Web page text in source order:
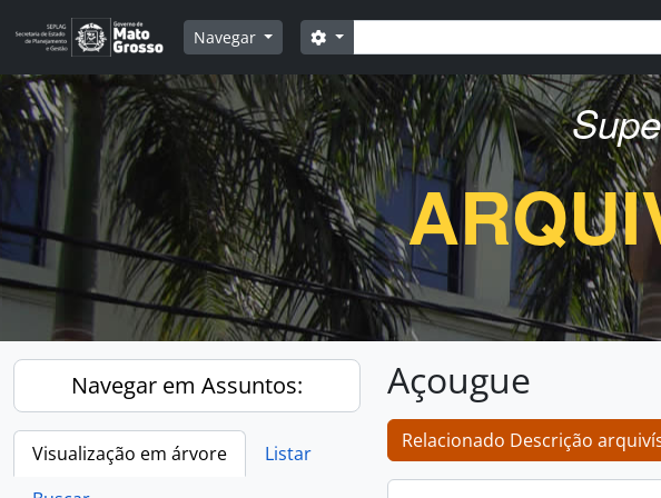
Skip to main content
Navegar
Buscar
Opções de busca
Navegar em Assuntos:
Visualização em árvore
Listar
Açougue
Relacionado Descrição